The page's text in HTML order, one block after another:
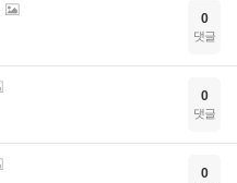
0
댓글
0
댓글
0